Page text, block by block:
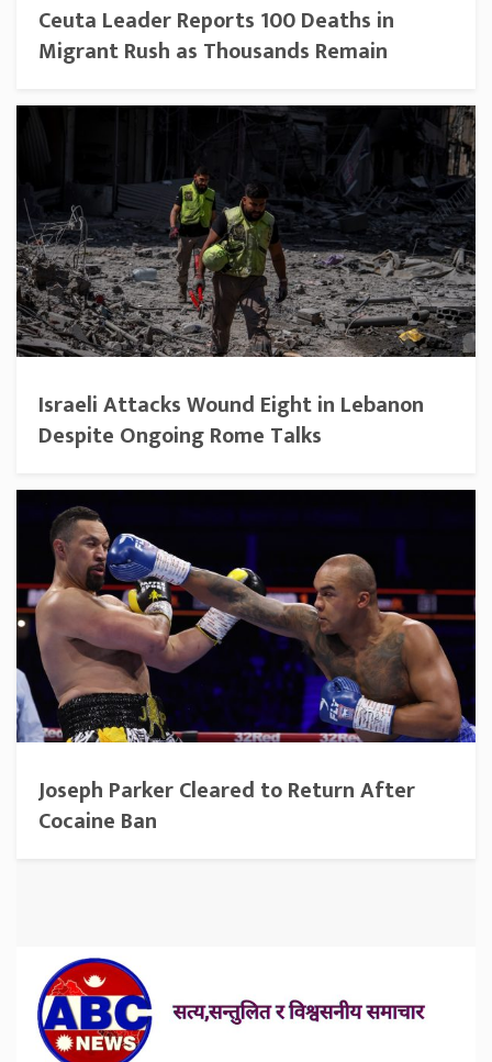
Ceuta Leader Reports 100 Deaths in
Migrant Rush as Thousands Remain
Israeli Attacks Wound Eight in Lebanon
Despite Ongoing Rome Talks
Joseph Parker Cleared to Return After
Cocaine Ban